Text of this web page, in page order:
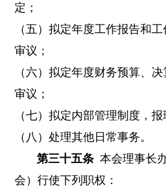
定；
（五）拟定年度工作报告和
审议；
（六）拟定年度财务预算、
审议；
（七）拟定内部管理制度，报
（八）处理其他日常事务。
第三十五条 本会理事长
会）行使下列职权：